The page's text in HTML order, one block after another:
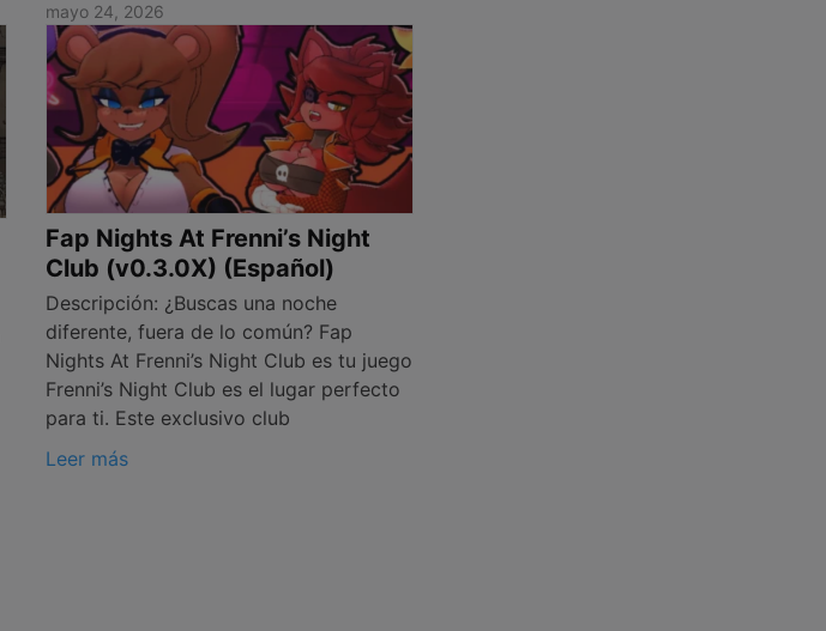
mayo 24, 2026
Fap Nights At Frenni’s Night
Club (v0.3.0X) (Español)
Descripción: ¿Buscas una noche
diferente, fuera de lo común? Fap
Nights At Frenni’s Night Club es tu juego
Frenni’s Night Club es el lugar perfecto
para ti. Este exclusivo club
Leer más